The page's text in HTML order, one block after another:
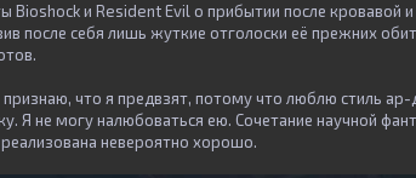
Bioshock и Resident Evil о прибытии после кровавой
после себя лишь жуткие отголоски её прежних
что я предвзят, потому что люблю стиль
Я не могу налюбоваться ею. Сочетание научной
невероятно хорошо.